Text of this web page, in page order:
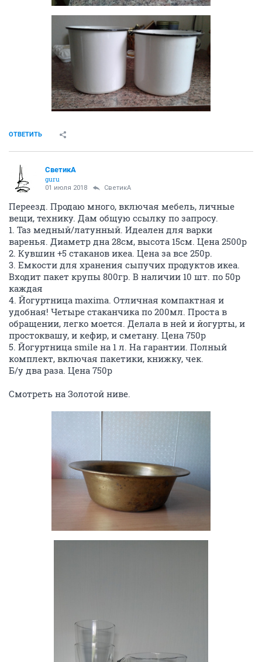
ОТВЕТИТЬ
СветикА
guru
01 июля 2018 СветикА
Переезд. Продаю много, включая мебель, личные
вещи, технику. Дам общую ссылку по запросу.
1. Таз медный/латунный. Идеален для варки
варенья. Диаметр дна 28см, высота 15см. Цена 2500р
2. Кувшин +5 стаканов икеа. Цена за все 250р.
3. Емкости для хранения сыпучих продуктов икеа.
Входит пакет крупы 800гр. В наличии 10 шт. по 50р
каждая
4. Йогуртница maxima. Отличная компактная и
удобная! Четыре стаканчика по 200мл. Проста в
обращении, легко моется. Делала в ней и йогурты, и
простоквашу, и кефир, и сметану. Цена 750р
5. Йогуртница smile на 1 л. На гарантии. Полный
комплект, включая пакетики, книжку, чек.
Б/у два раза. Цена 750р
Смотреть на Золотой ниве.